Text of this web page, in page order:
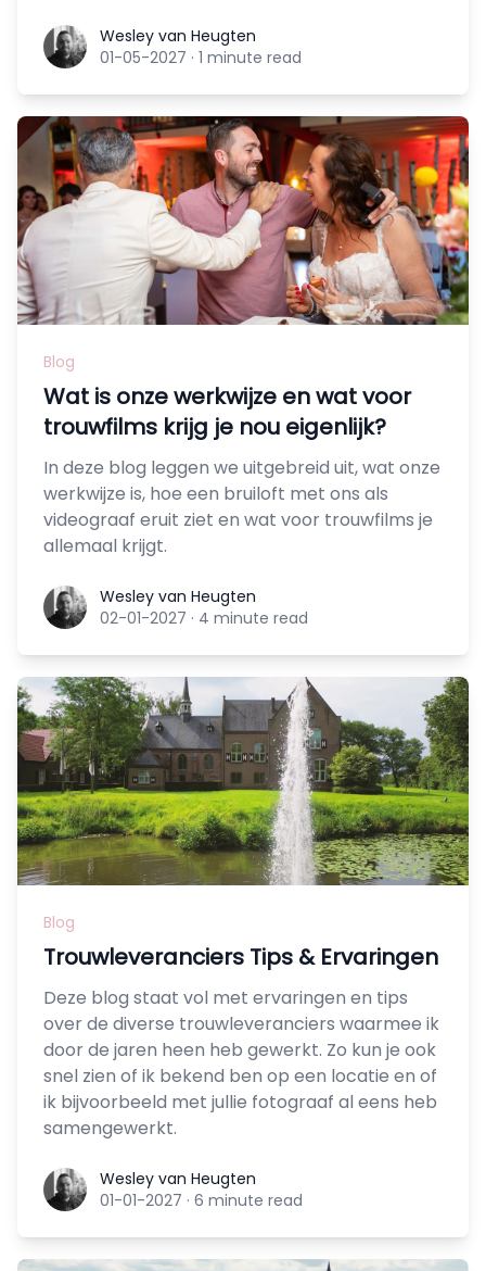
Wesley van Heugten
Wesley van Heugten
01-05-2027 · 1 minute read
Blog
Wat is onze werkwijze en wat voor
trouwfilms krijg je nou eigenlijk?
In deze blog leggen we uitgebreid uit, wat onze
werkwijze is, hoe een bruiloft met ons als
videograaf eruit ziet en wat voor trouwfilms je
allemaal krijgt.
Wesley van Heugten
Wesley van Heugten
02-01-2027 · 4 minute read
Blog
Trouwleveranciers Tips & Ervaringen
Deze blog staat vol met ervaringen en tips
over de diverse trouwleveranciers waarmee ik
door de jaren heen heb gewerkt. Zo kun je ook
snel zien of ik bekend ben op een locatie en of
ik bijvoorbeeld met jullie fotograaf al eens heb
samengewerkt.
Wesley van Heugten
Wesley van Heugten
01-01-2027 · 6 minute read